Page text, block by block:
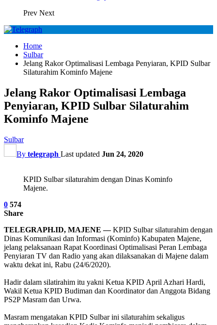
Prev Next
Home
Sulbar
Jelang Rakor Optimalisasi Lembaga Penyiaran, KPID Sulbar
Silaturahim Kominfo Majene
Jelang Rakor Optimalisasi Lembaga
Penyiaran, KPID Sulbar Silaturahim
Kominfo Majene
Sulbar
By telegraph Last updated Jun 24, 2020
KPID Sulbar silaturahim dengan Dinas Kominfo
Majene.
0 574
Share
TELEGRAPH.ID, MAJENE —KPID Sulbar silaturahim dengan
Dinas Komunikasi dan Informasi (Kominfo) Kabupaten Majene,
jelang pelaksanaan Rapat Koordinasi Optimalisasi Peran Lembaga
Penyiaran TV dan Radio yang akan dilaksanakan di Majene dalam
waktu dekat ini, Rabu (24/6/2020).
Hadir dalam silatirahim itu yakni Ketua KPID April Azhari Hardi,
Wakil Ketua KPID Budiman dan Koordinator dan Anggota Bidang
PS2P Masram dan Urwa.
Masram mengatakan KPID Sulbar ini silaturahim sekaligus